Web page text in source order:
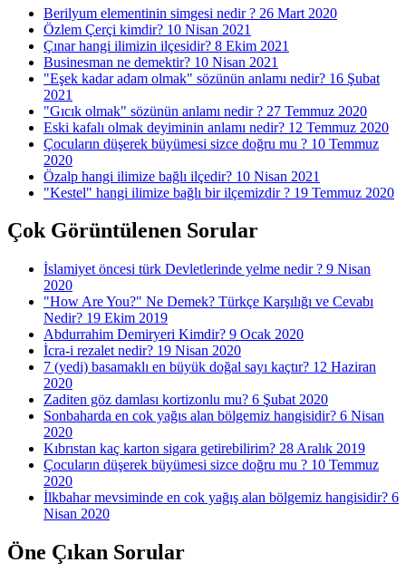
Berilyum elementinin simgesi nedir ? 26 Mart 2020
Özlem Çerçi kimdir? 10 Nisan 2021
Çınar hangi ilimizin ilçesidir? 8 Ekim 2021
Businesman ne demektir? 10 Nisan 2021
"Eşek kadar adam olmak" sözünün anlamı nedir? 16 Şubat
2021
"Gıcık olmak" sözünün anlamı nedir ? 27 Temmuz 2020
Eski kafalı olmak deyiminin anlamı nedir? 12 Temmuz 2020
Çocuların düşerek büyümesi sizce doğru mu ? 10 Temmuz
2020
Özalp hangi ilimize bağlı ilçedir? 10 Nisan 2021
"Kestel" hangi ilimize bağlı bir ilçemizdir ? 19 Temmuz 2020
Çok Görüntülenen Sorular
İslamiyet öncesi türk Devletlerinde yelme nedir ? 9 Nisan
2020
"How Are You?" Ne Demek? Türkçe Karşılığı ve Cevabı
Nedir? 19 Ekim 2019
Abdurrahim Demiryeri Kimdir? 9 Ocak 2020
İcra-i rezalet nedir? 19 Nisan 2020
7 (yedi) basamaklı en büyük doğal sayı kaçtır? 12 Haziran
2020
Zaditen göz damlası kortizonlu mu? 6 Şubat 2020
Sonbaharda en cok yağıs alan bölgemiz hangisidir? 6 Nisan
2020
Kıbrıstan kaç karton sigara getirebilirim? 28 Aralık 2019
Çocuların düşerek büyümesi sizce doğru mu ? 10 Temmuz
2020
İlkbahar mevsiminde en cok yağış alan bölgemiz hangisidir? 6
Nisan 2020
Öne Çıkan Sorular